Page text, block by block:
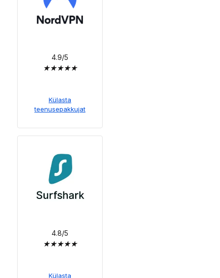
4.9/5
★★★★★
Külasta
teenusepakkujat
4.8/5
★★★★★
Külasta